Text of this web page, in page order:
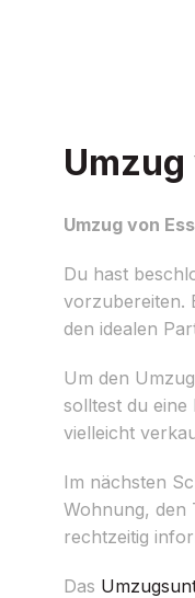
Umzug von
Du hast
vorzubereiten.
den idealen
Um den
solltest du eine
vielleicht
Im nächsten
Wohnung, den
rechtzeitig
Das